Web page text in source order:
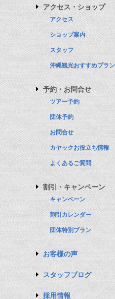
アクセス・ショップ
アクセス
ショップ案内
スタッフ
沖縄観光おすすめプラン
予約・お問合せ
ツアー予約
団体予約
お問合せ
カヤックお役立ち情報
よくあるご質問
割引・キャンペーン
キャンペーン
割引カレンダー
団体特別プラン
お客様の声
スタッフブログ
採用情報